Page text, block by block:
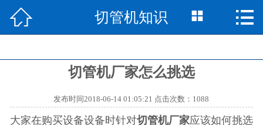
网站首页
切管机知识
切管机资讯
 切管机知识  
切管机厂家怎么挑选
发布时间2018-06-14 01:05:21 点击次数：1088
大家在购买设备设备时针对切管机厂家应该如何挑选